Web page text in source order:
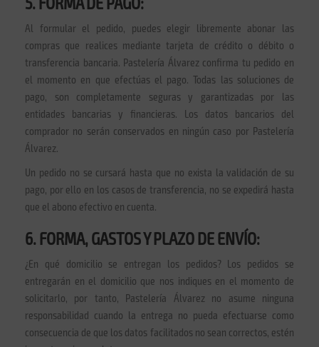
Al formular el pedido, puedes elegir libremente abonar las
compras que realices mediante tarjeta de crédito o débito o
transferencia bancaria. Pastelería Álvarez confirma tu pedido en
el momento en que efectúas el pago. Todas las soluciones de
pago, son completamente seguras y garantizadas por las
entidades bancarias y financieras. Los datos bancarios del
comprador no serán conservados en ningún caso por Pastelería
Álvarez.
Un pedido no se cursará hasta que no exista la validación de su
pago, por ello en los casos de transferencia, no se expedirá hasta
que el abono efectivo en cuenta.
6. FORMA, GASTOS Y PLAZO DE ENVÍO:
¿En qué domicilio se entregan los pedidos? Los pedidos se
entregarán en el domicilio que nos indiques en el momento de
solicitarlo, por tanto, Pastelería Álvarez no asume ninguna
responsabilidad cuando la entrega no pueda efectuarse como
consecuencia de que los datos facilitados no sean correctos, estén